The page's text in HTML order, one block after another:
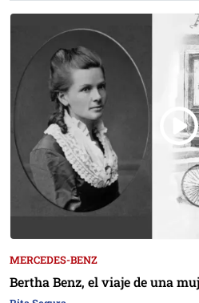
MERCEDES-BENZ
Bertha Benz, el viaje de una